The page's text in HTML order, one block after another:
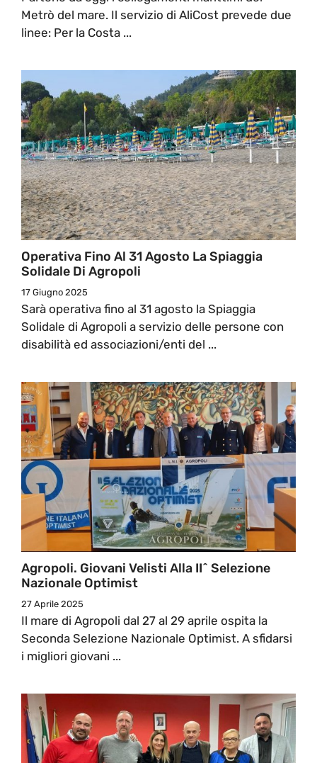
Metrò del mare. Il servizio di AliCost prevede due
linee: Per la Costa ...
Operativa Fino Al 31 Agosto La Spiaggia
Solidale Di Agropoli
17 Giugno 2025
Sarà operativa fino al 31 agosto la Spiaggia
Solidale di Agropoli a servizio delle persone con
disabilità ed associazioni/enti del ...
Agropoli. Giovani Velisti Alla II^ Selezione
Nazionale Optimist
27 Aprile 2025
Il mare di Agropoli dal 27 al 29 aprile ospita la
Seconda Selezione Nazionale Optimist. A sfidarsi
i migliori giovani ...